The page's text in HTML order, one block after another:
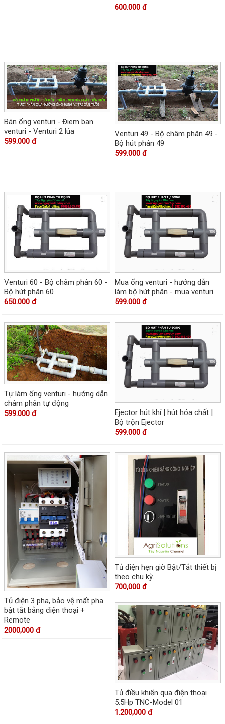
600.000 đ
Bán ống venturi - Điem ban
venturi - Venturi 2 lúa
599.000 đ
Venturi 49 - Bộ châm phân 49 -
Bộ hút phân 49
599.000 đ
Venturi 60 - Bộ châm phân 60 -
Bộ hút phân 60
650.000 đ
Mua ống venturi - hướng dẫn
làm bộ hút phân - mua venturi
599.000 đ
Tự làm ống venturi - hướng dẫn
châm phân tự động
599.000 đ
Ejector hút khí | hút hóa chất |
Bộ trộn Ejector
599.000 đ
Tủ điện 3 pha, bảo vệ mất pha
bật tắt bằng điện thoại +
Remote
2000,000 đ
Tủ điện hẹn giờ Bật/Tắt thiết bị
theo chu kỳ.
700,000 đ
Tủ điều khiển qua điện thoại
5.5Hp TNC-Model 01
1.200,000 đ